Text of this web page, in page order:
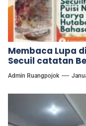
Membaca Lupa
Secuil catatan
Amnesia karya
dalam Ngaji
Admin Ruangpojok